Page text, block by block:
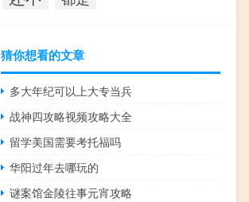
猜你想看的文章
多大年纪可以上大专当兵
战神四攻略视频攻略大全
留学美国需要考托福吗
华阳过年去哪玩的
谜案馆金陵往事元宵攻略